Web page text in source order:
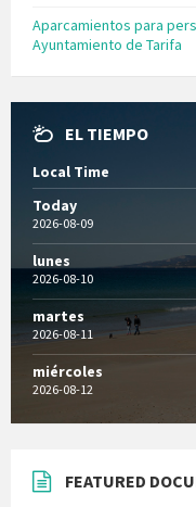
Aparcamientos para
Ayuntamiento de Tarifa
EL TIEMPO
Local Time
Today
2026-08-09
lunes
2026-08-10
martes
2026-08-11
miércoles
2026-08-12
FEATURED